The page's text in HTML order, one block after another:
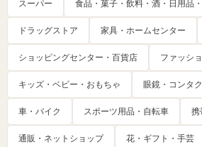
スーパー 食品・菓子・飲料・酒・日用品
ドラッグストア 家具・ホームセンター
ショッピングセンター・百貨店 ファッシ
キッズ・ベビー・おもちゃ 眼鏡・コンタ
車・バイク スポーツ用品・自転車 携
通販・ネットショップ 花・ギフト・手芸